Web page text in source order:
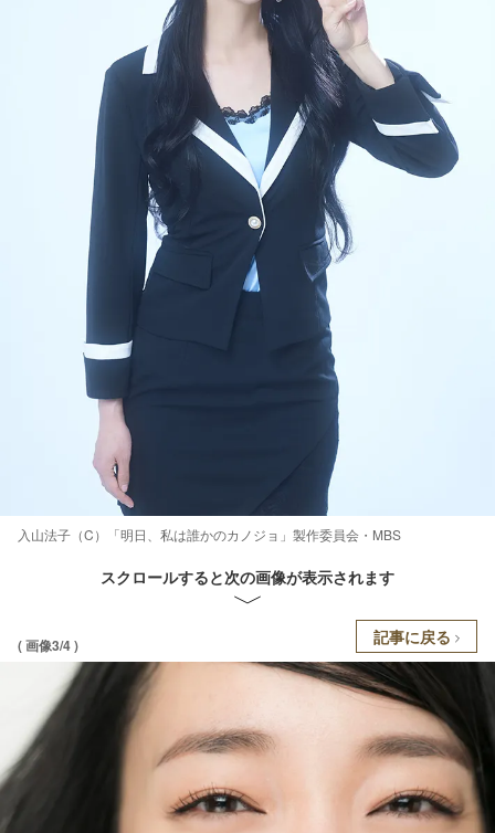
入山法子（C）「明日、私は誰かのカノジョ」製作委員会・MBS
スクロールすると次の画像が表示されます
( 画像3/4 ) 記事に戻る